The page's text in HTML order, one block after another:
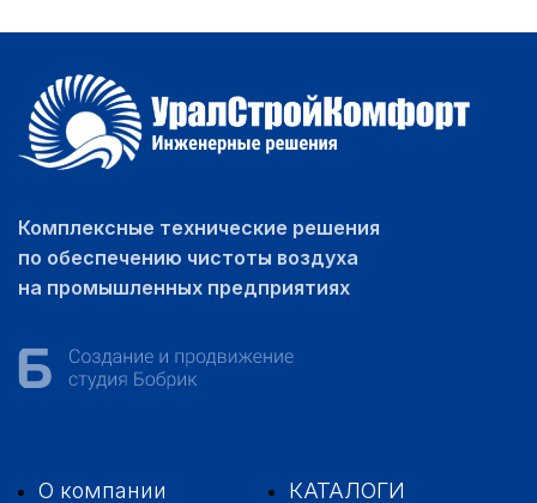
Комплексные технические решения
по обеспечению чистоты воздуха
на промышленных предприятиях
О компании КАТАЛОГИ